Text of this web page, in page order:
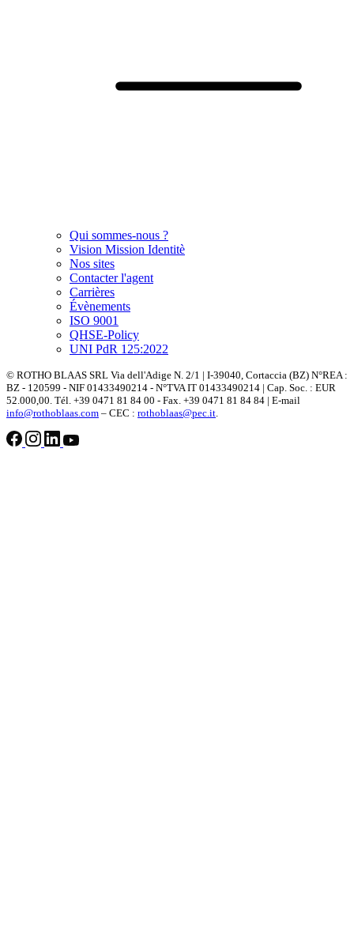
Qui sommes-nous ?
Vision Mission Identitè
Nos sites
Contacter l'agent
Carrières
Évènements
ISO 9001
QHSE-Policy
UNI PdR 125:2022
© ROTHO BLAAS SRL Via dell'Adige N. 2/1 | I-39040, Cortaccia (BZ) N°REA :
BZ - 120599 - NIF 01433490214 - N°TVA IT 01433490214 | Cap. Soc. : EUR
52.000,00. Tél. +39 0471 81 84 00 - Fax. +39 0471 81 84 84 | E-mail
info@rothoblaas.com – CEC : rothoblaas@pec.it.